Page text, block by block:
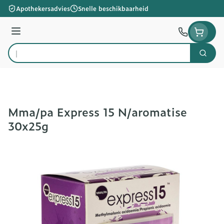
Ga naar de inhoud
Apothekersadvies Snelle beschikbaarheid
Menu
Product, merk, categorie...
Zoek
Mma/pa Express 15 N/aromatise
30x25g